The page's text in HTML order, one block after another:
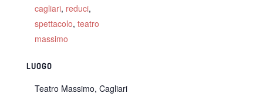
cagliari, reduci,
spettacolo, teatro
massimo
LUOGO
Teatro Massimo, Cagliari